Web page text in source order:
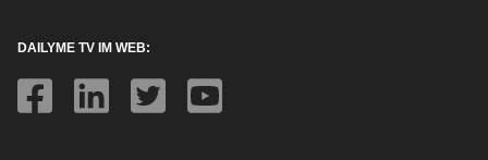
DAILYME TV IM WEB: